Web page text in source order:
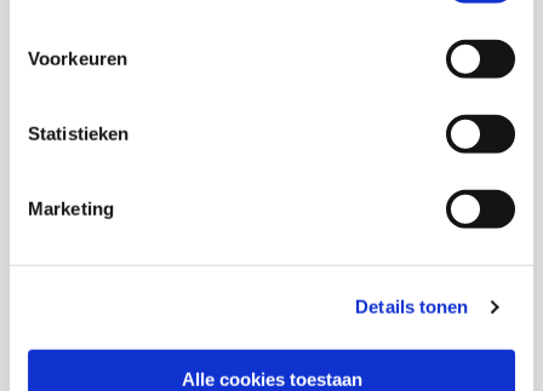
Voorkeuren
Statistieken
Marketing
Details tonen
Alle cookies toestaan
Buurten en leefbaarheid
Deel deze publicatie op: